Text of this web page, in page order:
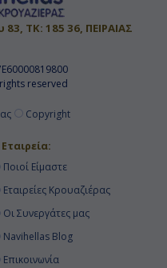
ΤΚ: 185 36, ΠΕΙΡΑΙΑΣ
reserved
Copyright
Ποιοί Είμαστε
Εταιρείες Κρουαζιέρας
Οι Συνεργάτες μας
Navihellas Blog
Επικοινωνία